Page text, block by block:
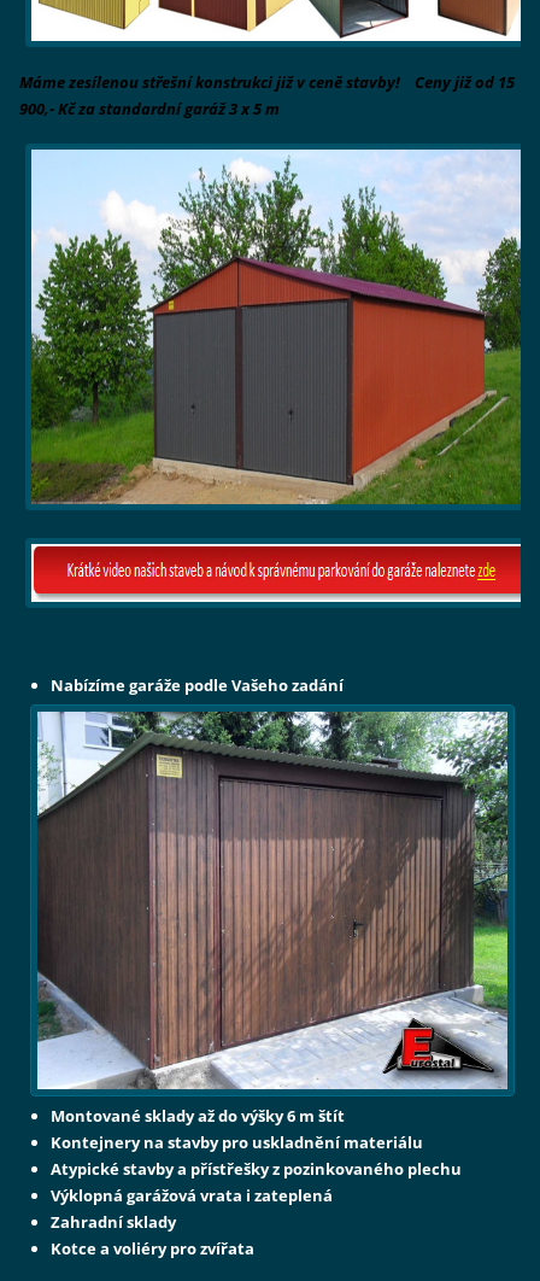
Máme zesílenou střešní konstrukci již v ceně stavby! Ceny již od 15
900,- Kčza standardní garáž 3 x 5 m
Nabízíme garáže podle Vašeho zadání
Montované sklady až do výšky 6 m štít
Kontejnery na stavby pro uskladnění materiálu
Atypické stavby a přístřešky z pozinkovaného plechu
Výklopná garážová vrata i zateplená
Zahradní sklady
Kotce a voliéry pro zvířata